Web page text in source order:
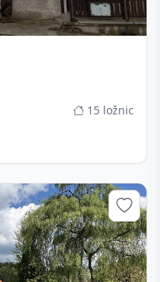
15 ložnic